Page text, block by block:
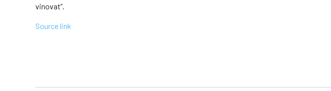
vinovat”.
Source link